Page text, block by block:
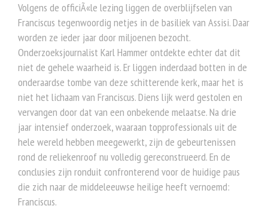
Volgens de officiÃ«le lezing liggen de overblijfselen van
Franciscus tegenwoordig netjes in de basiliek van Assisi. Daar
worden ze ieder jaar door miljoenen bezocht.
Onderzoeksjournalist Karl Hammer ontdekte echter dat dit
niet de gehele waarheid is. Er liggen inderdaad botten in de
onderaardse tombe van deze schitterende kerk, maar het is
niet het lichaam van Franciscus. Diens lijk werd gestolen en
vervangen door dat van een onbekende melaatse. Na drie
jaar intensief onderzoek, waaraan topprofessionals uit de
hele wereld hebben meegewerkt, zijn de gebeurtenissen
rond de reliekenroof nu volledig gereconstrueerd. En de
conclusies zijn ronduit confronterend voor de huidige paus
die zich naar de middeleeuwse heilige heeft vernoemd:
Franciscus.